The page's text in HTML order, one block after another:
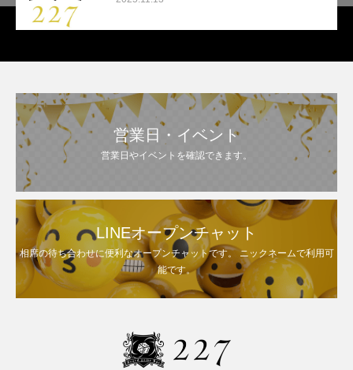
営業日・イベント
営業日やイベントを確認できます。
LINEオープンチャット
相席の待ち合わせに便利なオープンチャットです。 ニックネームで利用可
能です。